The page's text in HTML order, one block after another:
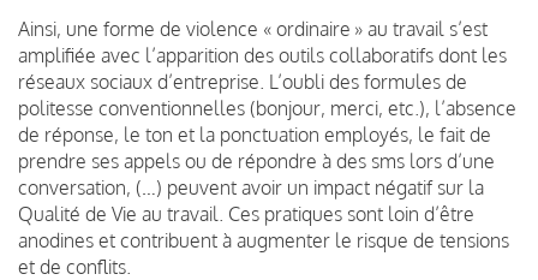
Ainsi, une forme de violence « ordinaire » au travail s’est
amplifiée avec l’apparition des outils collaboratifs dont les
réseaux sociaux d’entreprise. L’oubli des formules de
politesse conventionnelles (bonjour, merci, etc.), l’absence
de réponse, le ton et la ponctuation employés, le fait de
prendre ses appels ou de répondre à des sms lors d’une
conversation, (…) peuvent avoir un impact négatif sur la
Qualité de Vie au travail. Ces pratiques sont loin d’être
anodines et contribuent à augmenter le risque de tensions
et de conflits.